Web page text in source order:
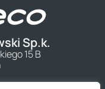
Sp.k.
15 B